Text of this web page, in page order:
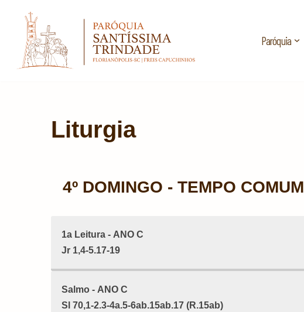
Pular
para
Paróquia
Liturgia
4º DOMINGO - TEMPO COMUM
1a Leitura - ANO C
Jr 1,4-5.17-19
Salmo - ANO C
Sl 70,1-2.3-4a.5-6ab.15ab.17 (R.15ab)